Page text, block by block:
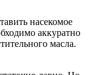
насекомое
аккуратно
масла.